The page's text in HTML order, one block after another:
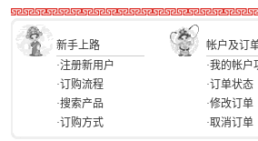
新手上路 帐户及订
·注册新用户
·订购流程
·搜索产品
·订购方式
·我的帐户
·订单状态
·修改订单
·取消订单